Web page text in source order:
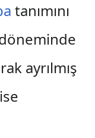
tanımını
ayrılmış